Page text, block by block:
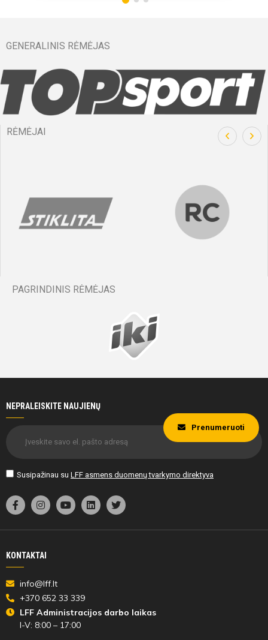
GENERALINIS RĖMĖJAS
RĖMĖJAI
PAGRINDINIS RĖMĖJAS
NEPRALEISKITE NAUJIENŲ
Susipažinau su LFF asmens duomenų tvarkymo direktyva
Prenumeruoti
KONTAKTAI
info@lff.lt
+370 652 33 339
LFF Administracijos darbo laikas
I-V: 8:00 – 17:00